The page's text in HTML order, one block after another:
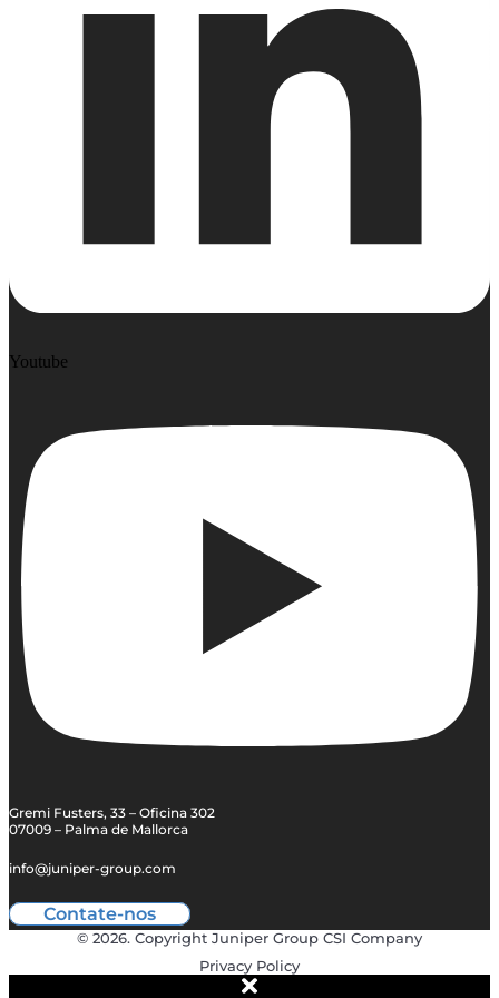
Youtube
Gremi Fusters, 33 – Oficina 302
07009 – Palma de Mallorca
info@juniper-group.com
Contate-nos
© 2026. Copyright Juniper Group CSI Company
Privacy Policy